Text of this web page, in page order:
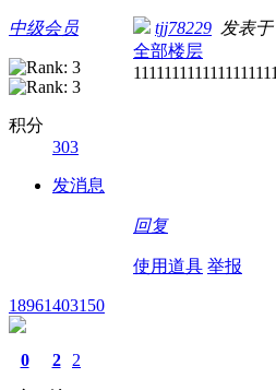
中级会员
积分
303
发消息
tjj78229 发表于
全部楼层
回复
使用道具 举报
18961403150
0 2 2